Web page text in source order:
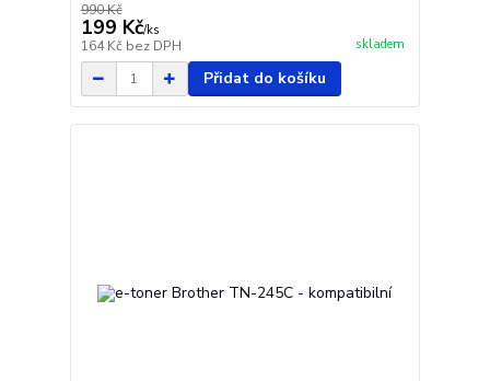
990 Kč
199 Kč/ks
164 Kč bez DPH skladem
Přidat do košíku